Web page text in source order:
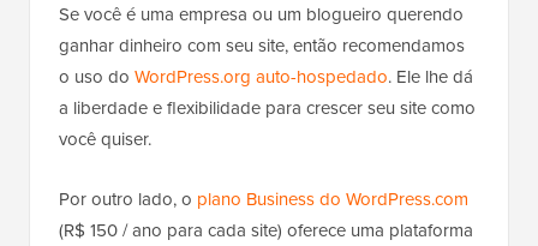
Se você é uma empresa ou um blogueiro querendo
ganhar dinheiro com seu site, então recomendamos
o uso do WordPress.org auto-hospedado. Ele lhe dá
a liberdade e flexibilidade para crescer seu site como
você quiser.
Por outro lado, o plano Business do WordPress.com
(R$ 150 / ano para cada site) oferece uma plataforma